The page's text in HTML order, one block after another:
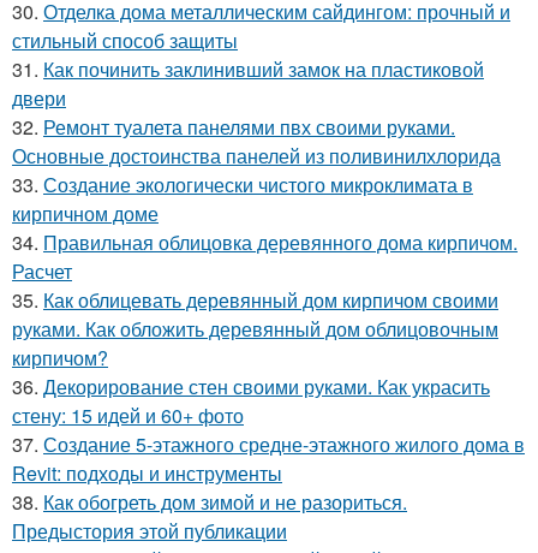
30. Отделка дома металлическим сайдингом: прочный и
стильный способ защиты
31. Как починить заклинивший замок на пластиковой
двери
32. Ремонт туалета панелями пвх своими руками.
Основные достоинства панелей из поливинилхлорида
33. Создание экологически чистого микроклимата в
кирпичном доме
34. Правильная облицовка деревянного дома кирпичом.
Расчет
35. Как облицевать деревянный дом кирпичом своими
руками. Как обложить деревянный дом облицовочным
кирпичом?
36. Декорирование стен своими руками. Как украсить
стену: 15 идей и 60+ фото
37. Создание 5-этажного средне-этажного жилого дома в
Revit: подходы и инструменты
38. Как обогреть дом зимой и не разориться.
Предыстория этой публикации